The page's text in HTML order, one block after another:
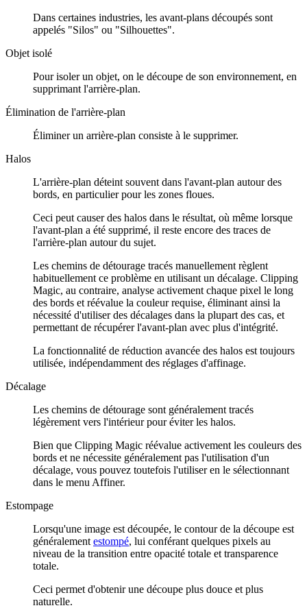
Dans certaines industries, les avant-plans découpés sont
appelés "Silos" ou "Silhouettes".
Objet isolé
Pour isoler un objet, on le découpe de son environnement, en
supprimant l'arrière-plan.
Élimination de l'arrière-plan
Éliminer un arrière-plan consiste à le supprimer.
Halos
L'arrière-plan déteint souvent dans l'avant-plan autour des
bords, en particulier pour les zones floues.
Ceci peut causer des halos dans le résultat, où même lorsque
l'avant-plan a été supprimé, il reste encore des traces de
l'arrière-plan autour du sujet.
Les chemins de détourage tracés manuellement règlent
habituellement ce problème en utilisant un décalage. Clipping
Magic, au contraire, analyse activement chaque pixel le long
des bords et réévalue la couleur requise, éliminant ainsi la
nécessité d'utiliser des décalages dans la plupart des cas, et
permettant de récupérer l'avant-plan avec plus d'intégrité.
La fonctionnalité de réduction avancée des halos est toujours
utilisée, indépendamment des réglages d'affinage.
Décalage
Les chemins de détourage sont généralement tracés
légèrement vers l'intérieur pour éviter les halos.
Bien que Clipping Magic réévalue activement les couleurs des
bords et ne nécessite généralement pas l'utilisation d'un
décalage, vous pouvez toutefois l'utiliser en le sélectionnant
dans le menu Affiner.
Estompage
Lorsqu'une image est découpée, le contour de la découpe est
généralement estompé, lui conférant quelques pixels au
niveau de la transition entre opacité totale et transparence
totale.
Ceci permet d'obtenir une découpe plus douce et plus
naturelle.